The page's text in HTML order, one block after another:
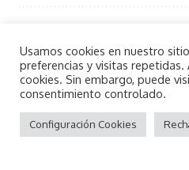
Privacy Policy andTerms of Use.
La XXVIII Trobada de
Bandes de Música
reúne a cerca de 600
músicos
Usamos cookies en nuestro
preferencias y visitas
cookies. Sin embargo, puede
consentimiento controlado.
Configuración Cookies